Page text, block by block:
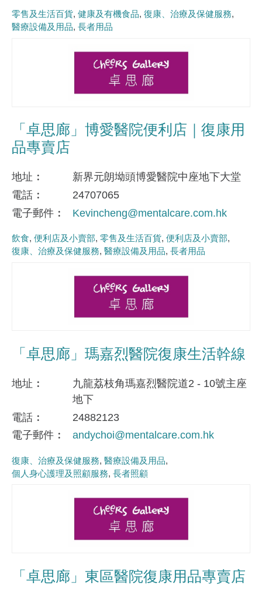
零售及生活百貨 健康及有機食品 復康、治療及保健服務
醫療設備及用品 長者用品
「卓思廊」博愛醫院便利店｜復康用
品專賣店
地址
新界元朗坳頭博愛醫院中座地下大堂
電話
24707065
電子郵件
Kevincheng@mentalcare.com.hk
飲食 便利店及小賣部 零售及生活百貨 便利店及小賣部
復康、治療及保健服務 醫療設備及用品 長者用品
「卓思廊」瑪嘉烈醫院復康生活幹線
地址
九龍荔枝角瑪嘉烈醫院道2 - 10號主座
地下
電話
24882123
電子郵件
andychoi@mentalcare.com.hk
復康、治療及保健服務 醫療設備及用品
個人身心護理及照顧服務 長者照顧
「卓思廊」東區醫院復康用品專賣店